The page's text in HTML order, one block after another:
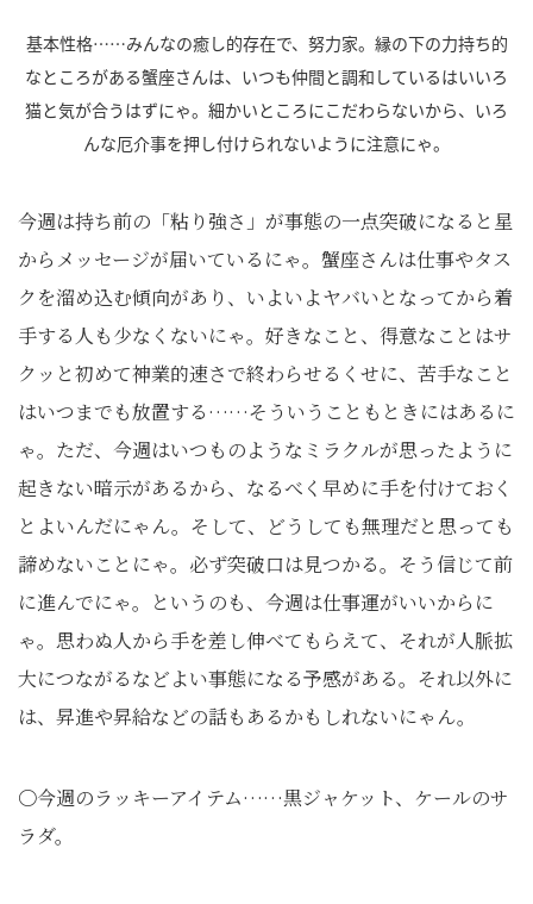
基本性格……みんなの癒し的存在で、努力家。縁の下の力持ち的
なところがある蟹座さんは、いつも仲間と調和しているはいいろ
猫と気が合うはずにゃ。細かいところにこだわらないから、いろ
んな厄介事を押し付けられないように注意にゃ。
今週は持ち前の「粘り強さ」が事態の一点突破になると星
からメッセージが届いているにゃ。蟹座さんは仕事やタス
クを溜め込む傾向があり、いよいよヤバいとなってから着
手する人も少なくないにゃ。好きなこと、得意なことはサ
クッと初めて神業的速さで終わらせるくせに、苦手なこと
はいつまでも放置する……そういうこともときにはあるに
ゃ。ただ、今週はいつものようなミラクルが思ったように
起きない暗示があるから、なるべく早めに手を付けておく
とよいんだにゃん。そして、どうしても無理だと思っても
諦めないことにゃ。必ず突破口は見つかる。そう信じて前
に進んでにゃ。というのも、今週は仕事運がいいからに
ゃ。思わぬ人から手を差し伸べてもらえて、それが人脈拡
大につながるなどよい事態になる予感がある。それ以外に
は、昇進や昇給などの話もあるかもしれないにゃん。
〇今週のラッキーアイテム……黒ジャケット、ケールのサ
ラダ。